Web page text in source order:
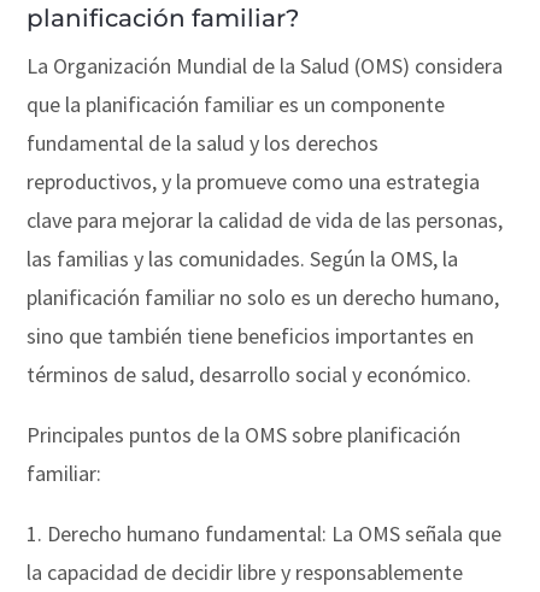
planificación familiar?
La Organización Mundial de la Salud (OMS) considera
que la planificación familiar es un componente
fundamental de la salud y los derechos
reproductivos, y la promueve como una estrategia
clave para mejorar la calidad de vida de las personas,
las familias y las comunidades. Según la OMS, la
planificación familiar no solo es un derecho humano,
sino que también tiene beneficios importantes en
términos de salud, desarrollo social y económico.
Principales puntos de la OMS sobre planificación
familiar:
1. Derecho humano fundamental: La OMS señala que
la capacidad de decidir libre y responsablemente